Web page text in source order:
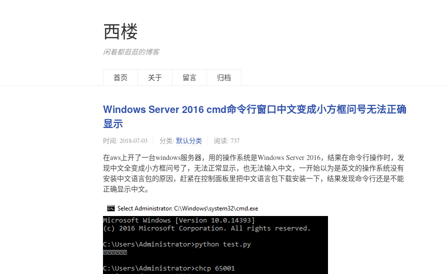
西楼
闲着都逛逛的博客
首页 关于 留言 归档
Windows Server 2016 cmd命令行窗口中文变成小方框问号无法正确
显示
时间: 2018-07-03 分类: 默认分类 阅读: 737
在aws上开了一台windows服务器，用的操作系统是Windows Server 2016，结果在命令行操作时，发
现中文全变成小方框问号了，无法正常显示，也无法输入中文，一开始以为是英文的操作系统没有
安装中文语言包的原因，赶紧在控制面板里把中文语言包下载安装一下，结果发现命令行还是不能
正确显示中文。